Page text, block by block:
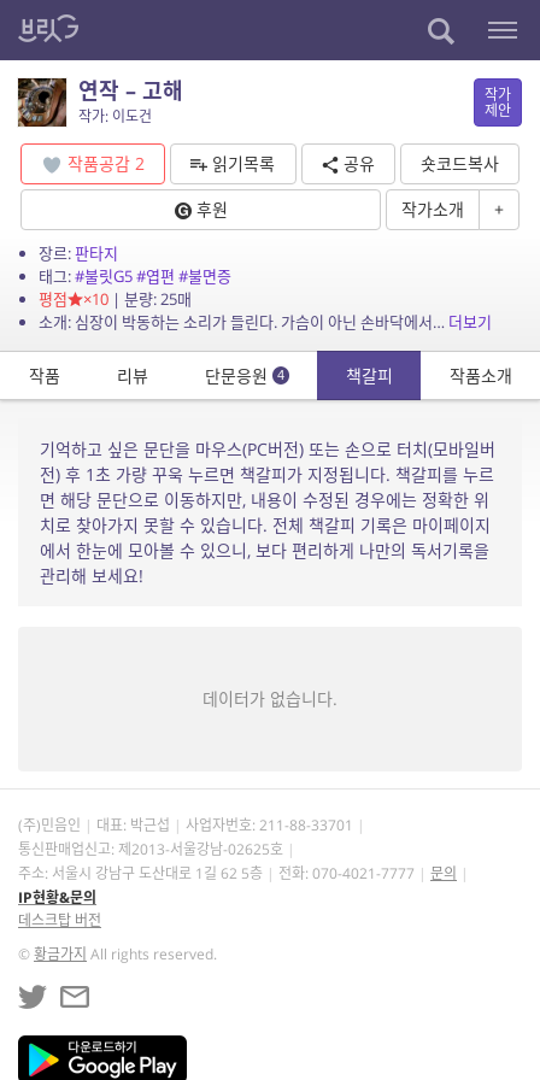
연작 – 고해
작가: 이도건
작가
제안
작품공감 2 읽기목록 공유
숏코드복사
후원
작가소개 +
장르:판타지
태그:#불릿G5#엽편 #불면증
평점
×10| 분량: 25매
소개: 심장이 박동하는 소리가 들린다. 가슴이 아닌 손바닥에서… 더보기
작품 리뷰 단문응원 4 책갈피 작품소개
기억하고 싶은 문단을 마우스(PC버전) 또는 손으로 터치(모바일버
전) 후 1초 가량 꾸욱 누르면 책갈피가 지정됩니다. 책갈피를 누르
면 해당 문단으로 이동하지만, 내용이 수정된 경우에는 정확한 위
치로 찾아가지 못할 수 있습니다. 전체 책갈피 기록은 마이페이지
에서 한눈에 모아볼 수 있으니, 보다 편리하게 나만의 독서기록을
관리해 보세요!
데이터가 없습니다.
(주)민음인 대표: 박근섭 사업자번호: 211-88-33701
통신판매업신고: 제2013-서울강남-02625호
주소: 서울시 강남구 도산대로 1길 62 5층
전화: 070-4021-7777
문의
IP현황&문의
데스크탑 버전
©황금가지 All rights reserved.